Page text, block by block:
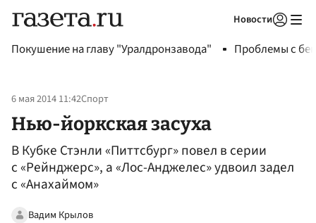
Новости
Покушение на главу "Уралдронзавода" Проблемы с
6 мая 2014 11:42Спорт
Нью-йоркская засуха
В Кубке Стэнли «Питтсбург» повел в серии
с «Рейнджерс», а «Лос-Анджелес» удвоил задел
с «Анахаймом»
Вадим Крылов